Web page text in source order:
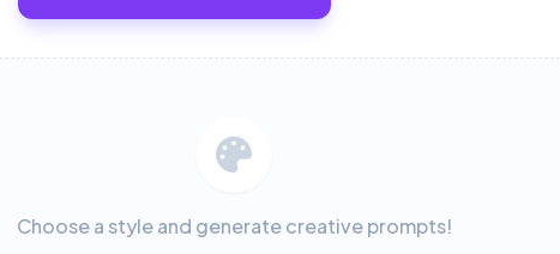
Choose a style and generate creative prompts!